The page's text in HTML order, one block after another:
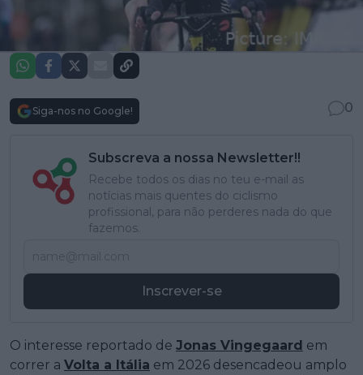
Siga-nos no Google! 0
Subscreva a nossa Newsletter!!
Recebe todos os dias no teu e-mail as
notícias mais quentes do ciclismo
profissional, para não perderes nada do que
fazemos.
Inscrever-se
O interesse reportado de Jonas Vingegaard em
correr a Volta a Itália em 2026 desencadeou amplo